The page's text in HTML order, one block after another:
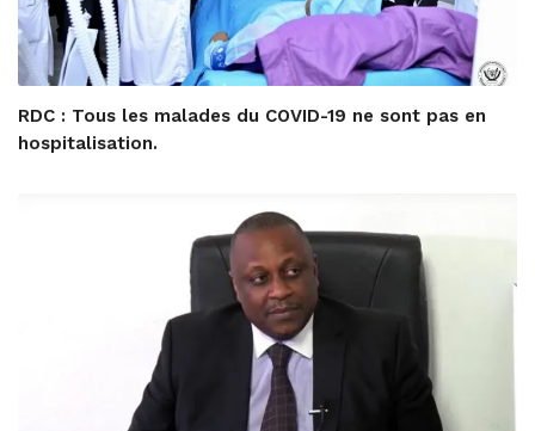
RDC : Tous les malades du COVID-19 ne sont pas en
hospitalisation.